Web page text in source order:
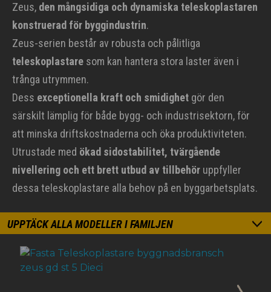
Zeus, den mångsidiga och dynamiska teleskoplastaren
konstruerad för byggindustrin.
Zeus-serien består av robusta och pålitliga
teleskoplastare som kan hantera stora laster även i
trånga utrymmen.
Dess exceptionella kraft och smidighet gör den
särskilt lämplig för både bygg- och industrisektorn, för
att minska driftskostnaderna och öka produktiviteten.
Utrustade med ökad sidostabilitet, tvärgående
nivellering och ett brett utbud av tillbehör uppfyller
dessa teleskoplastare alla behov på en byggarbetsplats.
UPPTÄCK ALLA MODELLER I FAMILJEN